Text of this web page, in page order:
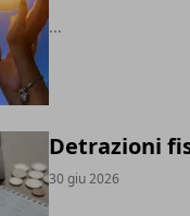
...
Detrazioni
30 giu 2026